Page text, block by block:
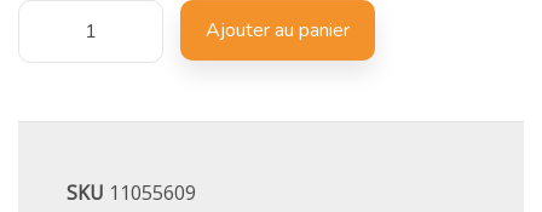
Ajouter au panier
SKU 11055609